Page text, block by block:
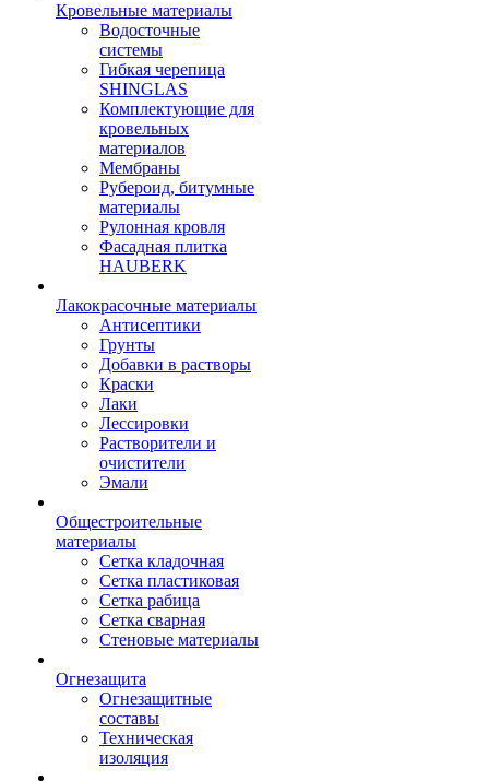
Кровельные материалы
Водосточные
системы
Гибкая черепица
SHINGLAS
Комплектующие для
кровельных
материалов
Мембраны
Рубероид, битумные
материалы
Рулонная кровля
Фасадная плитка
HAUBERK
Лакокрасочные материалы
Антисептики
Грунты
Добавки в растворы
Краски
Лаки
Лессировки
Растворители и
очистители
Эмали
Общестроительные
материалы
Сетка кладочная
Сетка пластиковая
Сетка рабица
Сетка сварная
Стеновые материалы
Огнезащита
Огнезащитные
составы
Техническая
изоляция